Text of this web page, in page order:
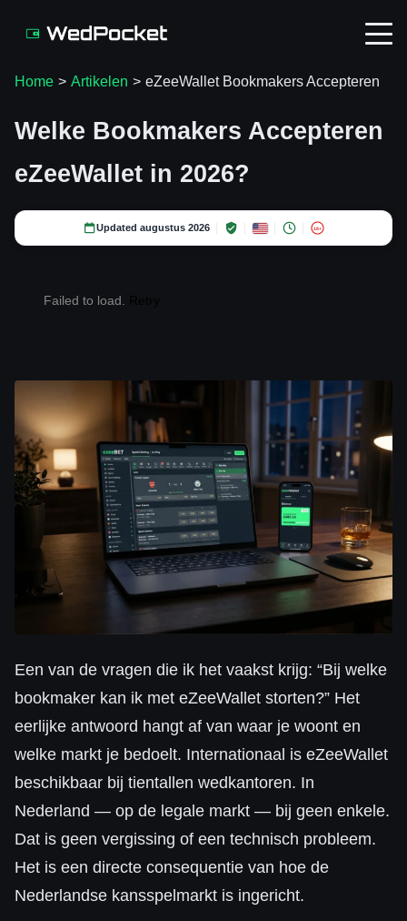
Home > Artikelen > eZeeWallet Bookmakers Accepteren
Welke Bookmakers Accepteren
eZeeWallet in 2026?
Updated augustus 2026 18+
Failed to load.
Een van de vragen die ik het vaakst krijg: “Bij welke
bookmaker kan ik met eZeeWallet storten?” Het
eerlijke antwoord hangt af van waar je woont en
welke markt je bedoelt. Internationaal is eZeeWallet
beschikbaar bij tientallen wedkantoren. In
Nederland — op de legale markt — bij geen enkele.
Dat is geen vergissing of een technisch probleem.
Het is een directe consequentie van hoe de
Nederlandse kansspelmarkt is ingericht.